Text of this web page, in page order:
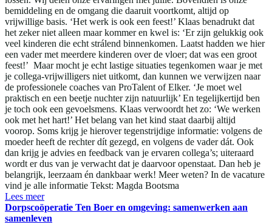
bemiddeling en de omgang die daaruit voortkomt, altijd op
vrijwillige basis. ‘Het werk is ook een feest!’ Klaas benadrukt dat
het zeker niet alleen maar kommer en kwel is: ‘Er zijn gelukkig ook
veel kinderen die echt strálend binnenkomen. Laatst hadden we hier
een vader met meerdere kinderen over de vloer; dat was een groot
feest!’ Maar mocht je echt lastige situaties tegenkomen waar je met
je collega-vrijwilligers niet uitkomt, dan kunnen we verwijzen naar
de professionele coaches van ProTalent of Elker. ‘Je moet wel
praktisch en een beetje nuchter zijn natuurlijk’ En tegelijkertijd ben
je toch ook een gevoelsmens. Klaas verwoordt het zo: ‘We werken
ook met het hart!’ Het belang van het kind staat daarbij altijd
voorop. Soms krijg je hierover tegenstrijdige informatie: volgens de
moeder heeft de rechter dít gezegd, en volgens de vader dát. Ook
dan krijg je advies en feedback van je ervaren collega’s; uiteraard
wordt er dus van je verwacht dat je daarvoor openstaat. Dan heb je
belangrijk, leerzaam én dankbaar werk! Meer weten? In de vacature
vind je alle informatie Tekst: Magda Bootsma
Lees meer
Dorpscoöperatie Ten Boer en omgeving: samenwerken aan
samenleven